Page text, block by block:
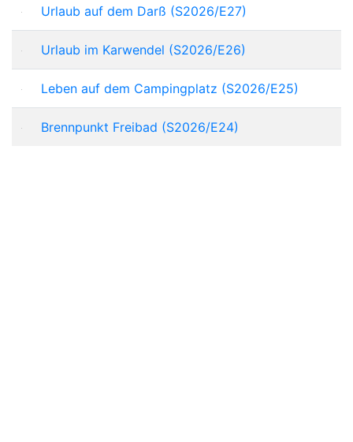
Urlaub auf dem Darß (S2026/E27)
Urlaub im Karwendel (S2026/E26)
Leben auf dem Campingplatz (S2026/E25)
Brennpunkt Freibad (S2026/E24)